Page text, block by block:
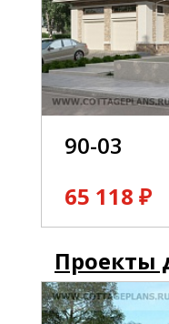
90-03
65 118 ₽
Проекты